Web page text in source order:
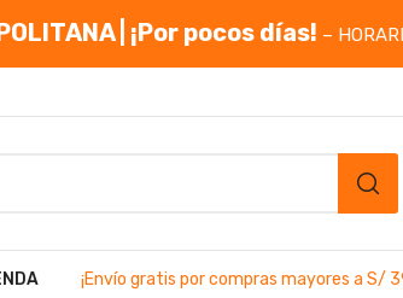
| ¡Por pocos días! –
¡Envío gratis por compras mayores a S/